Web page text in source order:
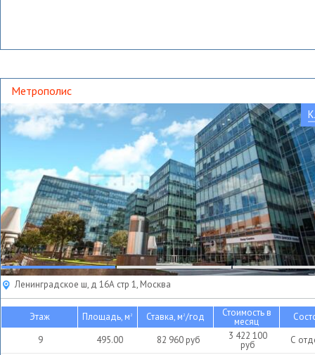
Метрополис
Ленинградское ш, д 16А стр 1, Москва
Этаж Площадь, м2 Ставка, м2/год Стоимость в
месяц
9
495.00 82 960руб 3 422 100
руб С